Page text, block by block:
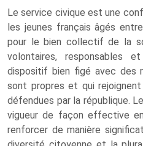
Le service civique est une
les jeunes français âgés
pour le bien collectif de la
volontaires, responsables
dispositif bien figé avec des
sont propres et qui
défendues par la république.
vigueur de façon effective
renforcer de manière